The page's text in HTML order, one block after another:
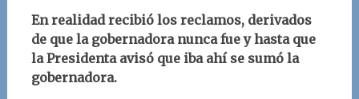
En realidad recibió los reclamos, derivados
de que la gobernadora nunca fue y hasta que
la Presidenta avisó que iba ahí se sumó la
gobernadora.